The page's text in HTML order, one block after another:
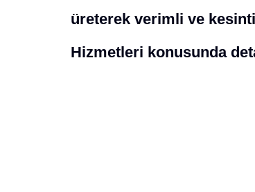
üreterek verimli ve
Hizmetleri konusunda